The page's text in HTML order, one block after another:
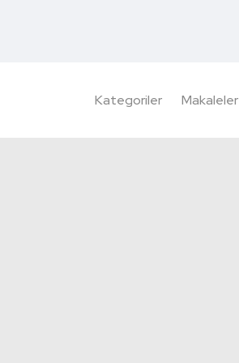
Kategoriler Makaleler